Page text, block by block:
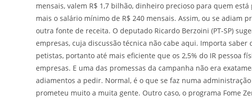
mensais, valem R$ 1,7 bilhão, dinheiro precioso para quem
mais o salário mínimo de R$ 240 mensais. Assim, ou se adiam
outra fonte de receita. O deputado Ricardo Berzoini (PT-SP)
empresas, cuja discussão técnica não cabe aqui. Importa
petistas, portanto até mais eficiente que os 2,5% do IR pessoa
empresas. E uma das promessas da campanha não era
adiamentos a pedir. Normal, é o que se faz numa
prometeu muito a muita gente. Outro caso, o programa Fome